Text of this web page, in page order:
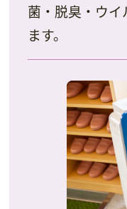
菌・脱臭・ウ
ます。